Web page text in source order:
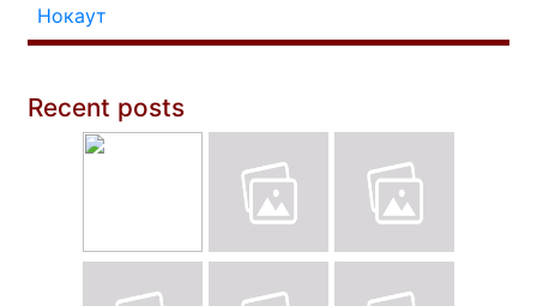
Нокаут
Recent posts